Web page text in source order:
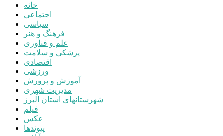
خانه
اجتماعی
سیاسی
فرهنگ و هنر
علم و فناوری
پزشکی و سلامت
اقتصادی
ورزشی
آموزش و پرورش
مدیریت شهری
شهرستانهای استان البرز
فیلم
عکس
پیوندها